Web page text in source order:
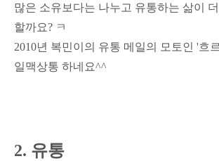
많은 소유보다는 나누고 유통하는 삶이
할까요? ㅋ
2010년 복민이의 유통 메일의 모토인 '흐
일맥상통 하네요^^
2. 유통